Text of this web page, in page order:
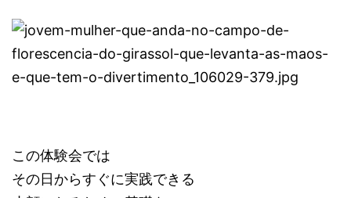
この体験会では
その日からすぐに実践できる